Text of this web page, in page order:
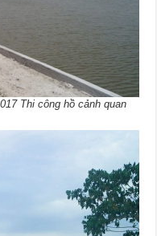
Thi công hồ cảnh quan